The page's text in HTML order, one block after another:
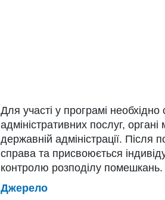
Для участі у програмі
адміністративних послуг,
державній адміністрації. Після
справа та присвоюється
контролю розподілу помешкань.
Джерело